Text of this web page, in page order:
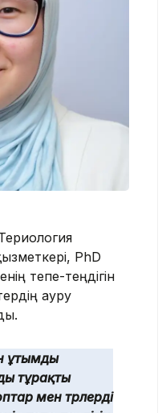
PhD
тепе-теңдігін
ауру
ұтымды
тұрақты
мен түрлерді